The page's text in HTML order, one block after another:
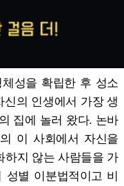
성을 확립한 후 성소
의 인생에서 가장 생
집에 놀러 왔다. 논바
이 사회에서 자신을
하지 않는 사람들을 가
성별 이분법적이고 비